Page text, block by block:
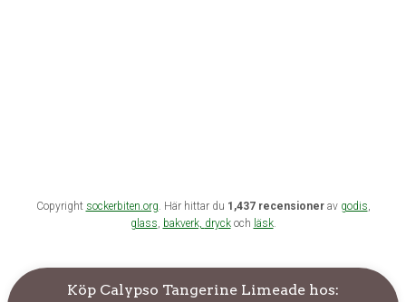
Köp Calypso Tangerine Limeade hos:
Copyright sockerbiten.org. Här hittar du 1,437 recensionerav godis,
glass, bakverk, dryckoch läsk.